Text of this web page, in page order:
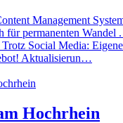
Management
für permanenten Wandel
Social Media:
Aktualisierun…
Hochrhein